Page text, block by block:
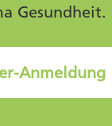
Anmeldung